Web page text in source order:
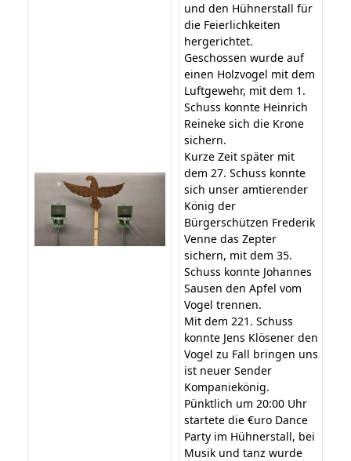
und den Hühnerstall für
die Feierlichkeiten
hergerichtet.
Geschossen wurde auf
einen Holzvogel mit dem
Luftgewehr, mit dem 1.
Schuss konnte Heinrich
Reineke sich die Krone
sichern.
Kurze Zeit später mit
dem 27. Schuss konnte
sich unser amtierender
König der
Bürgerschützen Frederik
Venne das Zepter
sichern, mit dem 35.
Schuss konnte Johannes
Sausen den Apfel vom
Vogel trennen.
Mit dem 221. Schuss
konnte Jens Klösener den
Vogel zu Fall bringen uns
ist neuer Sender
Kompaniekönig.
Pünktlich um 20:00 Uhr
startete die €uro Dance
Party im Hühnerstall, bei
Musik und tanz wurde